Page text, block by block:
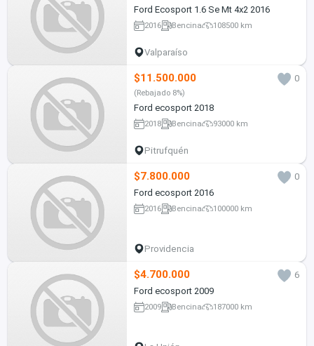
Ford Ecosport 1.6 Se Mt 4x2 2016
2016 Bencina 108500 km
Valparaíso
$11.500.000 0
(Rebajado 8%)
Ford ecosport 2018
2018 Bencina 93000 km
Pitrufquén
$7.800.000
0
Ford ecosport 2016
2016 Bencina 100000 km
Providencia
$4.700.000
6
Ford ecosport 2009
2009 Bencina 187000 km